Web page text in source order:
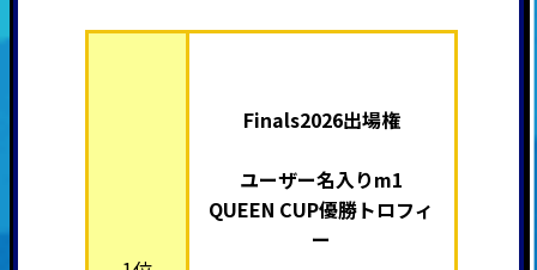
Finals2026出場権
ユーザー名入りm1
QUEEN CUP優勝トロフィ
ー